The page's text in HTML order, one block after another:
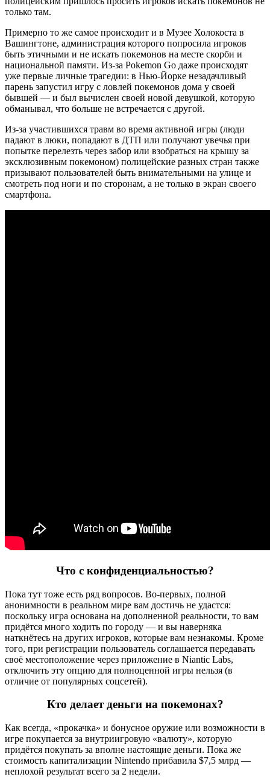
только там.
Примерно то же самое происходит и в Музее Холокоста в
Вашингтоне, администрация которого попросила игроков
быть этичными и не искать покемонов на месте скорби и
национальной памяти. Из-за Pokemon Go даже происходят
уже первые личные трагедии: в Нью-Йорке незадачливый
парень запустил игру с ловлей покемонов дома у своей
бывшей — и был вычислен своей новой девушкой, которую
обманывал, что больше не встречается с другой.
Из-за участившихся травм во время активной игры (люди
падают в люки, попадают в ДТП или получают увечья при
попытке перелезть через забор или взобраться на крышу за
эксклюзивным покемоном) полицейские разных стран также
призывают пользователей быть внимательными на улице и
смотреть под ноги и по сторонам, а не только в экран своего
смартфона.
Что с конфиденциальностью?
Пока тут тоже есть ряд вопросов. Во-первых, полной
анонимности в реальном мире вам достичь не удастся:
поскольку игра основана на дополненной реальности, то вам
придётся много ходить по городу — и вы наверняка
наткнётесь на других игроков, которые вам незнакомы. Кроме
того, при регистрации пользователь соглашается передавать
своё местоположение через приложение в Niantic Labs,
отключить эту опцию для полноценной игры нельзя (в
отличие от популярных соцсетей).
Кто делает деньги на покемонах?
Как всегда, «прокачка» и бонусное оружие или возможности в
игре покупается за внутриигровую «валюту», которую
придётся покупать за вполне настоящие деньги. Пока же
стоимость капитализации Nintendo прибавила $7,5 млрд —
неплохой результат всего за 2 недели.